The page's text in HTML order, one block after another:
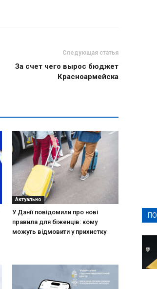
Следующая статья
За счет чего вырос бюджет
Красноармейска
Актуально
У Данії повідомили про нові
правила для біженців: кому
можуть відмовити у прихистку